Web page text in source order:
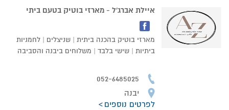
איילת אברג'ל - מארזי בוטיק בטעם ביתי
מארזי בוטיק בהכנה ביתית | שניצלים | לחמניות
ביתיות | שישי בלבד | משלוחים ביבנה והסביבה
052-6485025
יבנה
לפרטים נוספים